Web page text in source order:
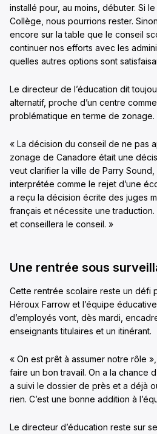
installé pour, au moins, débuter. Si
Collège, nous pourrions rester.
encore sur la table que le conseil
continuer nos efforts avec les
quelles autres options sont
Le directeur de l’éducation dit
alternatif, proche d’un centre
problématique en terme de zonage.
« La décision du conseil de ne pas
zonage de Canadore était une
veut clarifier la ville de Parry
interprétée comme le rejet d’une
a reçu la décision écrite des juges
français et nécessite une traduction.
et conseillera le conseil. »
Une rentrée sous
Cette rentrée scolaire reste un défi
Héroux Farrow et l’équipe
d’employés vont, dès mardi,
enseignants titulaires et un itinérant.
« On est prêt à assumer notre rôle
faire un bon travail. On a la chance
a suivi le dossier de près et a déjà
rien. C’est une bonne addition à
Le directeur d’éducation reste sur